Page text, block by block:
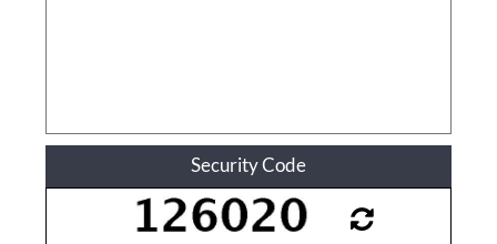
Security Code